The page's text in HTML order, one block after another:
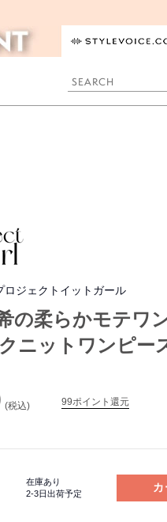
ロジェクトイットガール
の柔らかモテワ
ニットワンピー
(税込) 99ポイント還元
在庫あり
2-3日出荷予定